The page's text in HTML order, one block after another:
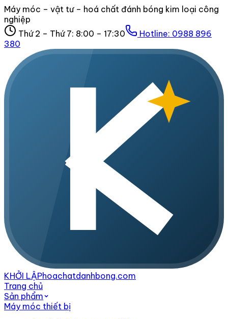
Máy móc – vật tư – hoá chất đánh bóng kim loại công
nghiệp
Thứ 2 – Thứ 7: 8:00 – 17:30
Hotline: 0988 896
380
KHỞI LẬPhoachatdanhbong.com
Trang chủ
Sản phẩm
Máy móc thiết bị